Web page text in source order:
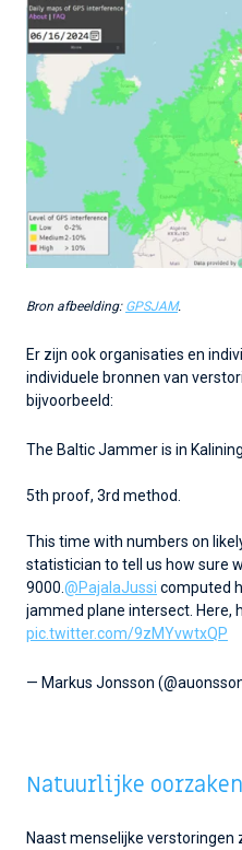
Bron afbeelding: GPSJAM.
Er zijn ook organisaties en
individuele bronnen van
bijvoorbeeld:
The Baltic Jammer is in
5th proof, 3rd method.
This time with numbers on
statistician to tell us how sure
9000. @PajalaJussi computed
jammed plane intersect. Here,
pic.twitter.com/9zMYvwtxQP
— Markus Jonsson
Natuurlijke
Naast menselijke verstoringen